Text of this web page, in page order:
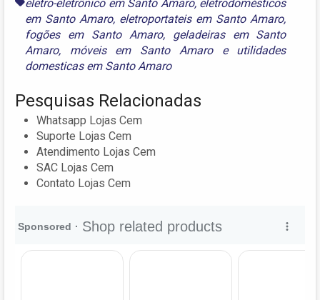
eletro-eletrônico em Santo Amaro, eletrodomésticos
em Santo Amaro, eletroportateis em Santo Amaro,
fogões em Santo Amaro, geladeiras em Santo
Amaro, móveis em Santo Amaroe utilidades
domesticas em Santo Amaro
Pesquisas Relacionadas
Whatsapp Lojas Cem
Suporte Lojas Cem
Atendimento Lojas Cem
SAC Lojas Cem
Contato Lojas Cem